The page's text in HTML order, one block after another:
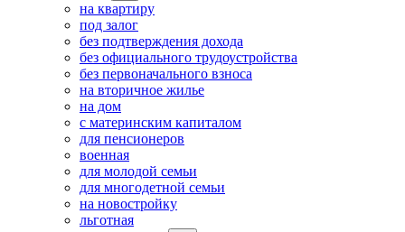
на квартиру
под залог
без подтверждения дохода
без официального трудоустройства
без первоначального взноса
на вторичное жилье
на дом
с материнским капиталом
для пенсионеров
военная
для молодой семьи
для многодетной семьи
на новостройку
льготная